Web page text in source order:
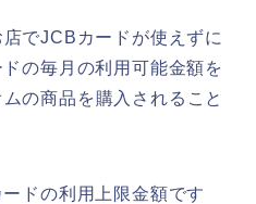
でJCBカードが使えずに
の毎月の利用可能金額を
の商品を購入されること
ドの利用上限金額です